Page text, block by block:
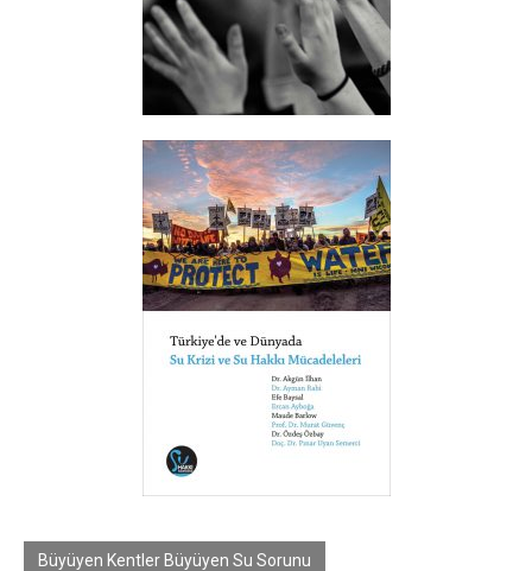
Büyüyen Kentler Büyüyen Su Sorunu